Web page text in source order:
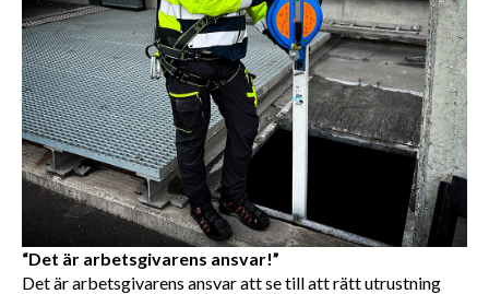
“Det är arbetsgivarens ansvar!”
Det är arbetsgivarens ansvar att se till att rätt utrustning